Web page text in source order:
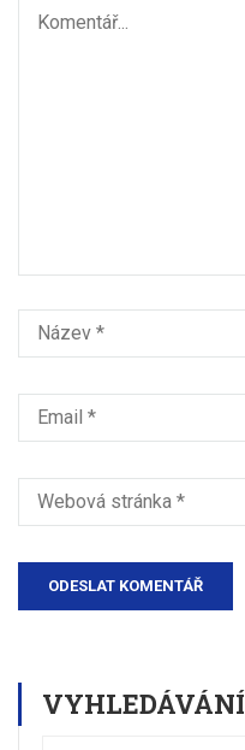
VYHLEDÁVÁNÍ